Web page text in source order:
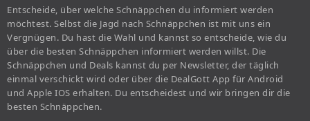
Entscheide, über welche Schnäppchen du informiert werden
möchtest. Selbst die Jagd nach Schnäppchen ist mit uns ein
Vergnügen. Du hast die Wahl und kannst so entscheide, wie du
über die besten Schnäppchen informiert werden willst. Die
Schnäppchen und Deals kannst du per Newsletter, der täglich
einmal verschickt wird oder über die DealGott App für Android
und Apple IOS erhalten. Du entscheidest und wir bringen dir die
besten Schnäppchen.